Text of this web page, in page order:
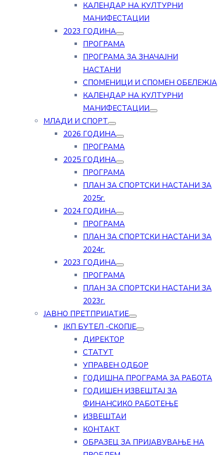
КАЛЕНДАР НА КУЛТУРНИ
МАНИФЕСТАЦИИ
2023 ГОДИНА
ПРОГРАМА
ПРОГРАМА ЗА ЗНАЧАЈНИ
НАСТАНИ
СПОМЕНИЦИ И СПОМЕН ОБЕЛЕЖЈА
КАЛЕНДАР НА КУЛТУРНИ
МАНИФЕСТАЦИИ
МЛАДИ И СПОРТ
2026 ГОДИНА
ПРОГРАМА
2025 ГОДИНА
ПРОГРАМА
ПЛАН ЗА СПОРТСКИ НАСТАНИ ЗА
2025г.
2024 ГОДИНА
ПРОГРАМА
ПЛАН ЗА СПОРТСКИ НАСТАНИ ЗА
2024г.
2023 ГОДИНА
ПРОГРАМА
ПЛАН ЗА СПОРТСКИ НАСТАНИ ЗА
2023г.
ЈАВНО ПРЕТПРИЈАТИЕ
ЈКП БУТЕЛ -СКОПЈЕ
ДИРЕКТОР
СТАТУТ
УПРАВЕН ОДБОР
ГОДИШНА ПРОГРАМА ЗА РАБОТА
ГОДИШЕН ИЗВЕШТАЈ ЗА
ФИНАНСИКО РАБОТЕЊЕ
ИЗВЕШТАИ
КОНТАКТ
ОБРАЗЕЦ ЗА ПРИЈАВУВАЊЕ НА